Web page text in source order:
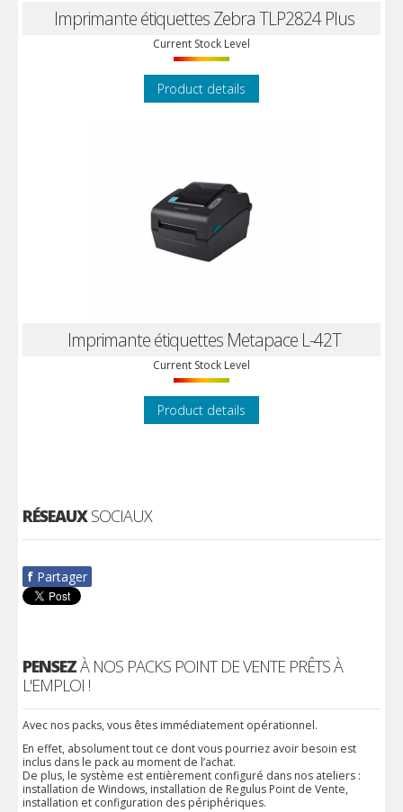
Imprimante étiquettes Zebra TLP2824 Plus
Current Stock Level
Product details
Imprimante étiquettes Metapace L-42T
Current Stock Level
Product details
RÉSEAUXSOCIAUX
f Partager
PENSEZÀ NOS PACKS POINT DE VENTE PRÊTS À
L'EMPLOI !
Avec nos packs, vous êtes immédiatement opérationnel.
En effet, absolument tout ce dont vous pourriez avoir besoin est
inclus dans le pack au moment de l’achat.
De plus, le système est entièrement configuré dans nos ateliers :
installation de Windows, installation de Regulus Point de Vente,
installation et configuration des périphériques.